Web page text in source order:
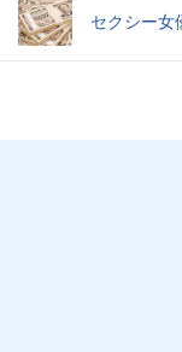
セクシー女